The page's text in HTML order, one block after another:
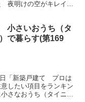
夜明けの空がキレイな
小さいおうち（タ
で暮らす(第169
「新築戸建て プロは
したい項目をランキン
なおうち（タイニー